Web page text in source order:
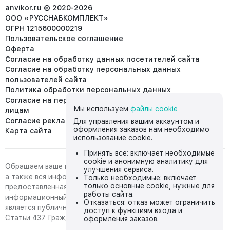
anvikor.ru © 2020-2026
ООО «РУССНАБКОМПЛЕКТ»
ОГРН 1215600000219
Пользовательское соглашение
Оферта
Согласие на обработку данных посетителей сайта
Согласие на обработку персональных данных
пользователей сайта
Политика обработки персональных данных
Согласие на передачу персональных данных третьим
лицам
Согласие реклама
Карта сайта
Обращаем ваше внимание на то, что данный интернет-сайт,
а также вся информация о товарах и ценах,
предоставленная на нём, носит исключительно
информационный характер и ни при каких условиях не
является публичной офертой, определяемой положениями
Статьи 437 Гражданского кодекса Российской Федерации.
Мы используем файлы cookie
Для управления вашим аккаунтом и
оформления заказов нам необходимо
использование cookie.
Принять все: включает необходимые
cookie и анонимную аналитику для
улучшения сервиса.
Только необходимые: включает
только основные cookie, нужные для
работы сайта.
Отказаться: отказ может ограничить
доступ к функциям входа и
оформления заказов.